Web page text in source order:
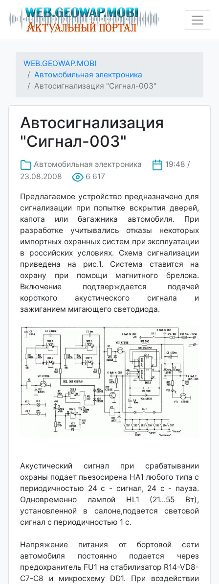
WEB.GEOWAP.MOBI
Автомобильная электроника
Автосигнализация "Сигнал-003"
Автосигнализация
"Сигнал-003"
Автомобильная электроника
19:48 /
23.08.2008
6 617
Предлагаемое устройство предназначено для
сигнализации при попытке вскрытия дверей,
капота или багажника автомобиля. При
разработке учитывались отказы некоторых
импортных охранных систем при эксплуатации
в российских условиях. Схема сигнализации
приведена на рис.1. Система ставится на
охрану при помощи магнитного брелока.
Включение подтверждается подачей
короткого акустического сигнала и
зажиганием мигающего светодиода.
Акустический сигнал при срабатывании
охраны подает пьезосирена НА1 любого типа с
периодичностью 24 с - сигнал, 24 с - пауза.
Одновременно лампой HL1 (21...55 Вт),
установленной в салоне,подается световой
сигнал с периодичностью 1 с.
Напряжение питания от бортовой сети
автомобиля постоянно подается через
предохранитель FU1 на стабилизатор R14-VD8-
C7-C8 и микросхему DD1. При воздействии